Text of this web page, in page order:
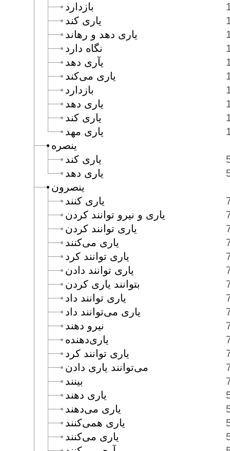
ينصره
ينصرون
بازدارد
يارى كند
يارى دهد و رهاند
نگاه دارد
يآرى دهد
يارى مى‌كند
بازدارد
يارى دهد
يارى كند
يارى مهد
يارى كند
يارى دهد
يارى كنند
يارى و نيرو توانند كردن
يارى توانند كردن
يارى مى‌كنند
يارى توانند كرد
يارى توانند دادن
بتوانند يارى كردن
يارى توانند داد
يارى مى‌توانند داد
نيرو دهند
يارى‌دهنده
يارى توانند كرد
مى‌توانند يارى دادن
بينند
يارى دهند
يارى مى‌دهند
يارى همى‌كنند
يارى مى‌كنند